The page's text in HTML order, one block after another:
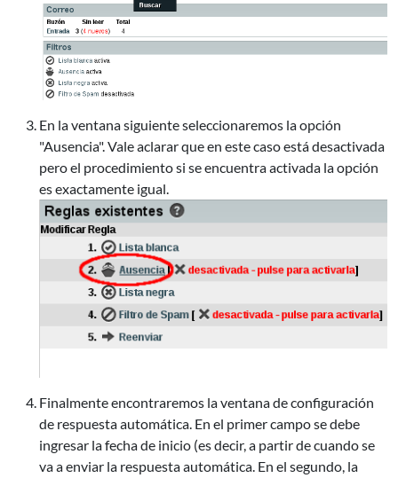
En la ventana siguiente seleccionaremos la opción
"Ausencia". Vale aclarar que en este caso está desactivada
pero el procedimiento si se encuentra activada la opción
es exactamente igual.
Finalmente encontraremos la ventana de configuración
de respuesta automática. En el primer campo se debe
ingresar la fecha de inicio (es decir, a partir de cuando se
va a enviar la respuesta automática. En el segundo, la